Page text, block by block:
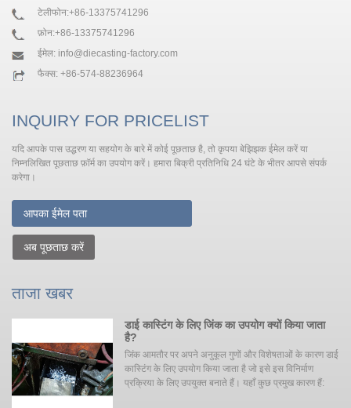
टेलीफोन:+86-13375741296
फ़ोन:+86-13375741296
ईमेल: info@diecasting-factory.com
फैक्स: +86-574-88236964
INQUIRY FOR PRICELIST
यदि आपके पास उद्धरण या सहयोग के बारे में कोई पूछताछ है, तो कृपया बेझिझक ईमेल करें या
निम्नलिखित पूछताछ फ़ॉर्म का उपयोग करें। हमारा बिक्री प्रतिनिधि 24 घंटे के भीतर आपसे संपर्क
करेगा।
अब पूछताछ करें
ताजा खबर
डाई कास्टिंग के लिए जिंक का उपयोग क्यों किया जाता
है?
जिंक आमतौर पर अपने अनुकूल गुणों और विशेषताओं के कारण डाई
कास्टिंग के लिए उपयोग किया जाता है जो इसे इस विनिर्माण
प्रक्रिया के लिए उपयुक्त बनाते हैं। यहाँ कुछ प्रमुख कारण हैं: